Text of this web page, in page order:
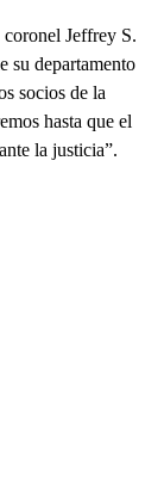
Jeffrey S.
su departamento
socios de la
hasta que el
la justicia”.